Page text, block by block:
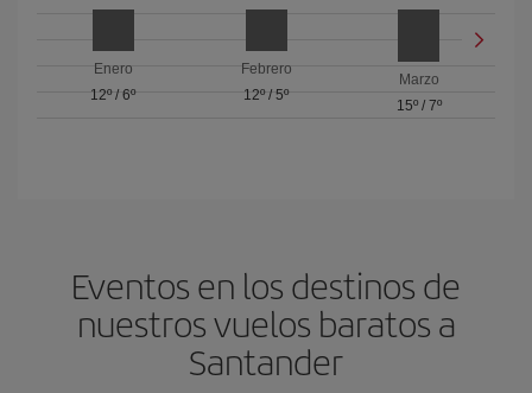
Enero
12º/6º
Febrero
12º/ 5º
Marzo
15º/ 7º
Eventos en los destinos de
nuestros vuelos baratos a
Santander